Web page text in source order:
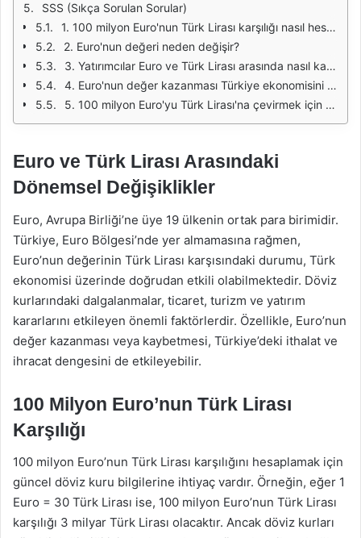
SSS (Sıkça Sorulan Sorular)
1. 100 milyon Euro'nun Türk Lirası karşılığı nasıl hesaplanır?
2. Euro'nun değeri neden değişir?
3. Yatırımcılar Euro ve Türk Lirası arasında nasıl karar verir?
4. Euro'nun değer kazanması Türkiye ekonomisini nasıl etkiler?
5. 100 milyon Euro'yu Türk Lirası'na çevirmek için hangi yöntemler kullanılabilir?
Euro ve Türk Lirası Arasındaki
Dönemsel Değişiklikler
Euro, Avrupa Birliği’ne üye 19 ülkenin ortak para birimidir.
Türkiye, Euro Bölgesi’nde yer almamasına rağmen,
Euro’nun değerinin Türk Lirası karşısındaki durumu, Türk
ekonomisi üzerinde doğrudan etkili olabilmektedir. Döviz
kurlarındaki dalgalanmalar, ticaret, turizm ve yatırım
kararlarını etkileyen önemli faktörlerdir. Özellikle, Euro’nun
değer kazanması veya kaybetmesi, Türkiye’deki ithalat ve
ihracat dengesini de etkileyebilir.
100 Milyon Euro’nun Türk Lirası
Karşılığı
100 milyon Euro’nun Türk Lirası karşılığını hesaplamak için
güncel döviz kuru bilgilerine ihtiyaç vardır. Örneğin, eğer 1
Euro = 30 Türk Lirası ise, 100 milyon Euro’nun Türk Lirası
karşılığı 3 milyar Türk Lirası olacaktır. Ancak döviz kurları